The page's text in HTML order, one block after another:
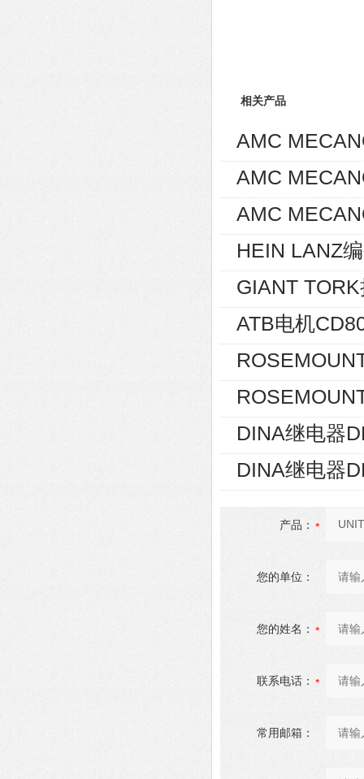
相关产品
AMC
AMC
AMC
HEIN LANZ
GIANT
ATB电机
DINA继电器
DINA继电器
产品：
您的单位：
您的姓名：
联系电话：
常用邮箱：